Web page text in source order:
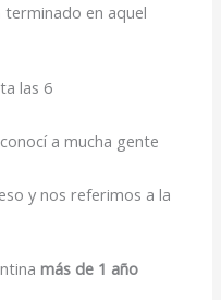
en aquel
las 6
a mucha gente
y nos referimos a la
más de 1 año